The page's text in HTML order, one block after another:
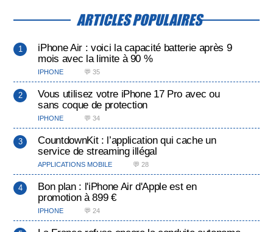
ARTICLES POPULAIRES
iPhone Air : voici la capacité batterie après 9
mois avec la limite à 90 %
IPHONE 💬 35
Vous utilisez votre iPhone 17 Pro avec ou
sans coque de protection
IPHONE 💬 34
CountdownKit : l’application qui cache un
service de streaming illégal
APPLICATIONS MOBILE 💬 28
Bon plan : l'iPhone Air d'Apple est en
promotion à 899 €
IPHONE 💬 24